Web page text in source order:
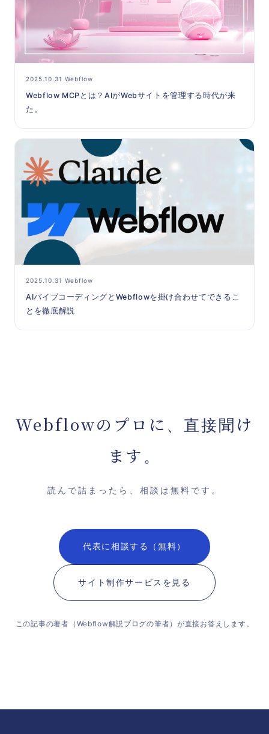
2025.10.31 Webflow
Webflow MCPとは？AIがWebサイトを管理する時代が来
た。
2025.10.31 Webflow
AIバイブコーディングとWebflowを掛け合わせてできるこ
とを徹底解説
Webflowのプロに、直接聞け
ます。
読んで詰まったら、相談は無料です。
代表に相談する（無料）
サイト制作サービスを見る
この記事の著者（Webflow解説ブログの筆者）が直接お答えします。